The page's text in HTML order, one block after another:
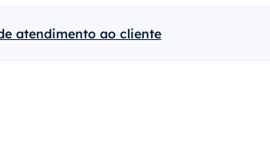
atendimento ao cliente